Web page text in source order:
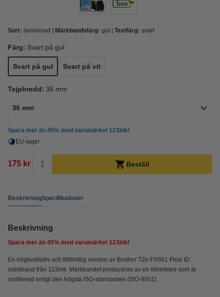
Sort: laminerad Märkbandsfärg: gul Textfärg: svart
Färg: Svart på gul
Svart på gul Svart på vit
Tejpbredd: 36 mm
36 mm
Spara mer än 45% med varumärket 123ink!
EU-lager
175 kr Beställ
BeskrivningSpecifikationer
Beskrivning
Spara mer än 45% med varumärket 123ink!
En högkvalitativ och tillförlitlig version av Brother TZe-FX661 Flexi ID
märkband från 123ink. Märkbandet produceras av en tillverkare som är
certifierad enligt den högsta ISO-standarden (ISO-9001).